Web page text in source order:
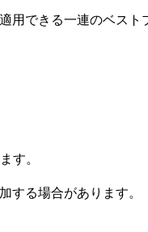
できる一連のベスト
す。
する場合があります。